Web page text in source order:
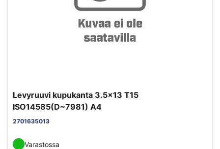
Levyruuvi kupukanta 3.5x13 T15
ISO14585(D~7981) A4
2701635013
Varastossa